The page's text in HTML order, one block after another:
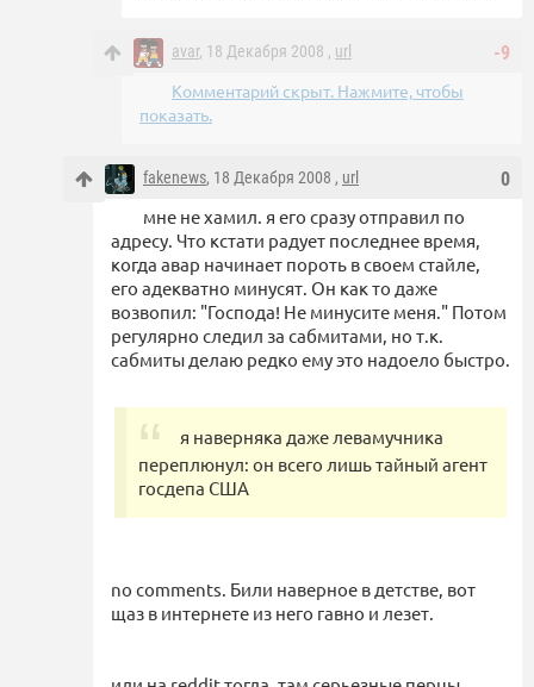
-9
avar, 18 Декабря 2008 , url
Комментарий скрыт. Нажмите, чтобы
показать.
0
fakenews, 18 Декабря 2008 , url
мне не хамил. я его сразу отправил по
адресу. Что кстати радует последнее время,
когда авар начинает пороть в своем стайле,
его адекватно минусят. Он как то даже
возвопил: "Господа! Не минусите меня." Потом
регулярно следил за сабмитами, но т.к.
сабмиты делаю редко ему это надоело быстро.
я наверняка даже левамучника
переплюнул: он всего лишь тайный агент
госдепа США
no comments. Били наверное в детстве, вот
щаз в интернете из него гавно и лезет.